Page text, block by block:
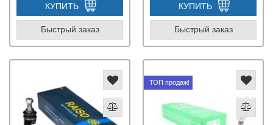
КУПИТЬ
Быстрый заказ
КУПИТЬ
Быстрый заказ
ТОП продаж!